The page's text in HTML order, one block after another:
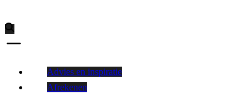
Advies en inspiratie
Afrekenen